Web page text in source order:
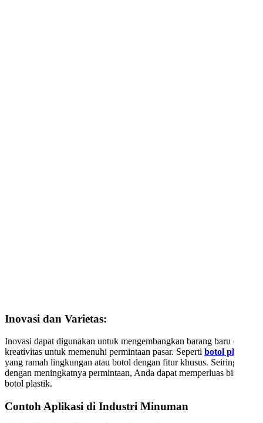
Inovasi dan Varietas:
Inovasi dapat digunakan untuk mengembangkan barang baru dan
kreativitas untuk memenuhi permintaan pasar. Seperti botol plastik
yang ramah lingkungan atau botol dengan fitur khusus. Seiring
dengan meningkatnya permintaan, Anda dapat memperluas bisnis
botol plastik.
Contoh Aplikasi di Industri Minuman